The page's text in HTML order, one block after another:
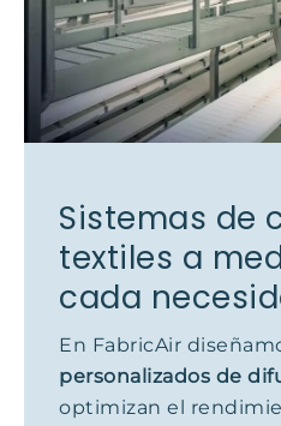
Sistemas de
textiles a
cada
En FabricAir
personalizados de
optimizan el